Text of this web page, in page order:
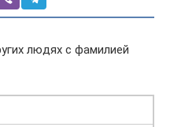
людях с фамилией